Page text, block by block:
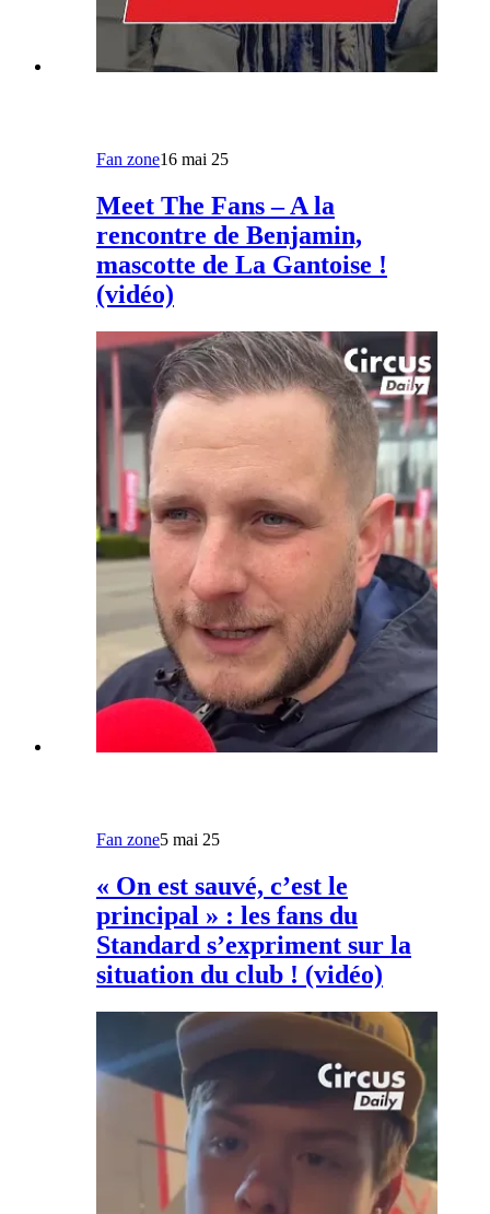
Fan zone16 mai 25
Meet The Fans – A la
rencontre de Benjamin,
mascotte de La Gantoise !
(vidéo)
Fan zone5 mai 25
« On est sauvé, c’est le
principal » : les fans du
Standard s’expriment sur la
situation du club ! (vidéo)